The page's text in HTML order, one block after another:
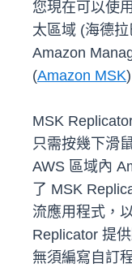
您現在可以使
太區域 (海德
Amazon
(Amazon MSK
MSK
只需按幾下滑
AWS 區域內
了 MSK
流應用程式，
Replicator 提
無須編寫自訂